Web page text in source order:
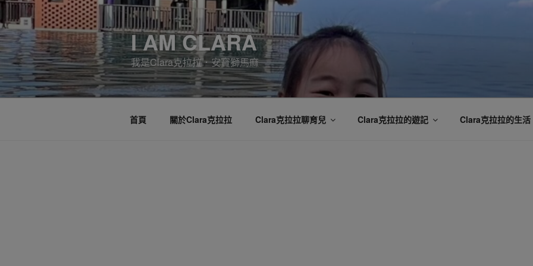
跳
至
主
要
內
容
I AM CLARA
我是Clara克拉拉．安寶獅馬麻
首頁 關於Clara克拉拉 Clara克拉拉聊育兒 Clara克拉拉的遊記 Clara克拉拉的生活